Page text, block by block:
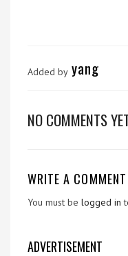
Added by yang
NO COMMENTS
WRITE A COMMENT
You must be logged in
ADVERTISEMENT